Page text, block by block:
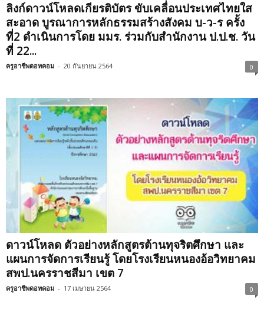
ลิงก์ดาวน์โหลดเกียรติบัตร ขับเคลื่อนประเทศไทยใส
สะอาด บูรณาการหลักธรรมสร้างสังคม บ-ว-ร ครั้ง
ที่2 ดำเนินการโดย มมร. ร่วมกับสำนักงาน ป.ป.ช. วัน
ที่ 22...
ครูอาชีพดอทคอม - 20 กันยายน 2564 0
ดาวน์โหลด ตัวอย่างหลักสูตรต้านทุจริตศึกษา และ
แผนการจัดการเรียนรู้ โดยโรงเรียนหนองอ้อวิทยาคม
สพป.นครราชสีมา เขต 7
ครูอาชีพดอทคอม - 17 เมษายน 2564 0